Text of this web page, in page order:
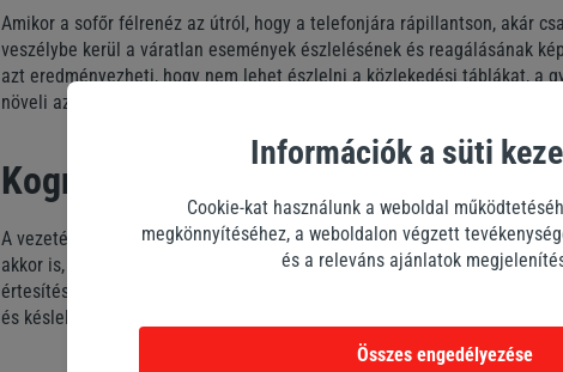
Amikor a sofőr félrenéz az útról, hogy a telefonjára rápillantson, akár
veszélybe kerül a váratlan események észlelésének és reagálásának
azt eredményezheti, hogy nem lehet észlelni a közlekedési táblákat, a
növeli az ütközések kockázatát.
Kognitív figyelemelvonás – Vezetés
A vezetés közbeni mobiltelefon használata a vizuális figyelemelterelés
akkor is, ha tekintetünk az úton van, a sofőr elméje a telefonos
értesítések olvasására összpontosuthat. Ez a figyelemmegosztás
és késleltetheti az előre nem látható forgalmi helyzetekre való reagálást.
Információk a süti
Cookie-kat használunk a weboldal
megkönnyítéséhez, a weboldalon végzett
és a releváns ajánlatok
Összes engedélyezése